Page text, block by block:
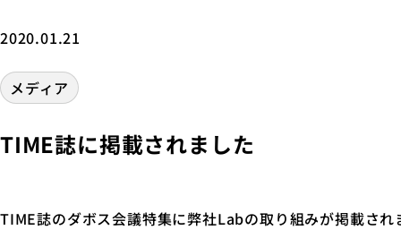
2020.01.21
メディア
TIME誌に掲載されました
TIME誌のダボス会議特集に弊社Labの取り組みが掲載され